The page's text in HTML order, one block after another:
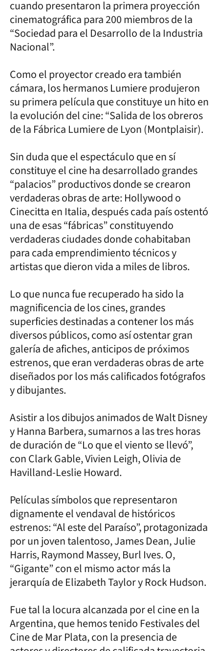
cuando presentaron la primera proyección
cinematográfica para 200 miembros de la
“Sociedad para el Desarrollo de la Industria
Nacional”.
Como el proyector creado era también
cámara, los hermanos Lumiere produjeron
su primera película que constituye un hito en
la evolución del cine: “Salida de los obreros
de la Fábrica Lumiere de Lyon (Montplaisir).
Sin duda que el espectáculo que en sí
constituye el cine ha desarrollado grandes
“palacios” productivos donde se crearon
verdaderas obras de arte: Hollywood o
Cinecitta en Italia, después cada país ostentó
una de esas “fábricas” constituyendo
verdaderas ciudades donde cohabitaban
para cada emprendimiento técnicos y
artistas que dieron vida a miles de libros.
Lo que nunca fue recuperado ha sido la
magnificencia de los cines, grandes
superficies destinadas a contener los más
diversos públicos, como así ostentar gran
galería de afiches, anticipos de próximos
estrenos, que eran verdaderas obras de arte
diseñados por los más calificados fotógrafos
y dibujantes.
Asistir a los dibujos animados de Walt Disney
y Hanna Barbera, sumarnos a las tres horas
de duración de “Lo que el viento se llevó”,
con Clark Gable, Vivien Leigh, Olivia de
Havilland-Leslie Howard.
Películas símbolos que representaron
dignamente el vendaval de históricos
estrenos: “Al este del Paraíso”, protagonizada
por un joven talentoso, James Dean, Julie
Harris, Raymond Massey, Burl Ives. O,
“Gigante” con el mismo actor más la
jerarquía de Elizabeth Taylor y Rock Hudson.
Fue tal la locura alcanzada por el cine en la
Argentina, que hemos tenido Festivales del
Cine de Mar Plata, con la presencia de